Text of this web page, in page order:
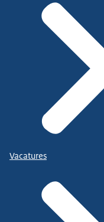
Vacatures